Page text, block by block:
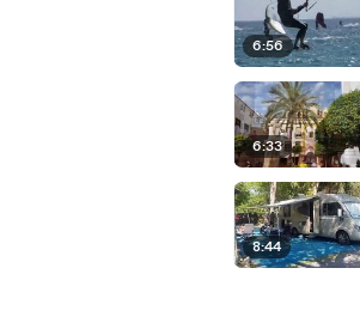
6:56
6:33
8:44